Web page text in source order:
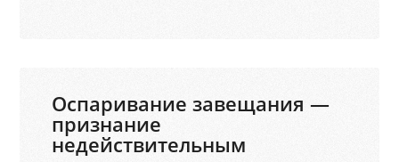
Оспаривание завещания —
признание
недействительным